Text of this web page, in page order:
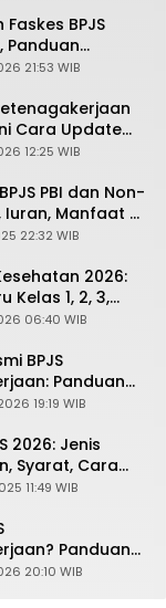
BPJS
Panduan
JKN,
21:53 WIB
Cara Update
HP di JMO
12:25 WIB
PBI dan Non-
Iuran, Manfaat &
Terbaru 2026
22:32 WIB
2026:
Kelas 1, 2, 3,
Denda &
06:40 WIB
BPJS
Panduan
dan Fitur
19:19 WIB
2026: Jenis
Syarat, Cara
Riwayat
11:49 WIB
Panduan
Pekerja dan
20:10 WIB